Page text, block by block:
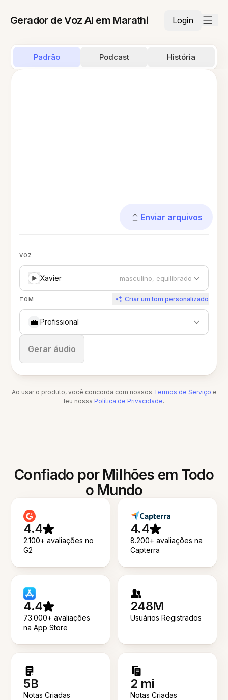
Gerador de Voz AI em Marathi Login
Padrão Podcast História
Enviar arquivos
VOZ
Xavier masculino, equilibrado
TOM Criar um tom personalizado
💼 Profissional
Gerar áudio
Parar
Ao usar o produto, você concorda com nossos Termos de Serviço e
leu nossa Política de Privacidade.
Confiado por Milhões em Todo
o Mundo
4.4
2.100+ avaliações no
G2
4.4
8.200+ avaliações na
Capterra
4.4
73.000+ avaliações
na App Store
248M
Usuários Registrados
5B
Notas Criadas
2 mi
Notas Criadas